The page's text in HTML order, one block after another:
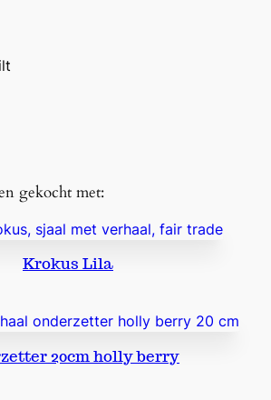
gekocht met:
Krokus Lila
20cm holly berry